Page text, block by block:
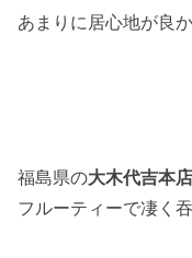
あまりに居心地が良
福島県の大木代吉本店
フルーティーで凄く